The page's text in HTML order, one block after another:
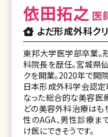
依田拓之 医
よだ形成外科ク
東邦大学医学部卒業。
科院長を歴任。宮城県
クを開業。2020年で開
日本形成外科学会認定
なった総合的な美容医
どの美容外科治療はも
性のAGA、男性診療ま
け医にできそうです。